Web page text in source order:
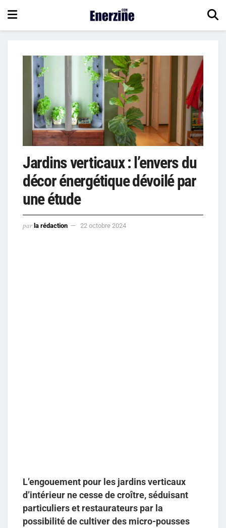
Jardins verticaux : l’envers du
décor énergétique dévoilé par
une étude
par la rédaction 22 octobre 2024
L’engouement pour les jardins verticaux
d’intérieur ne cesse de croître, séduisant
particuliers et restaurateurs par la
possibilité de cultiver des micro-pousses